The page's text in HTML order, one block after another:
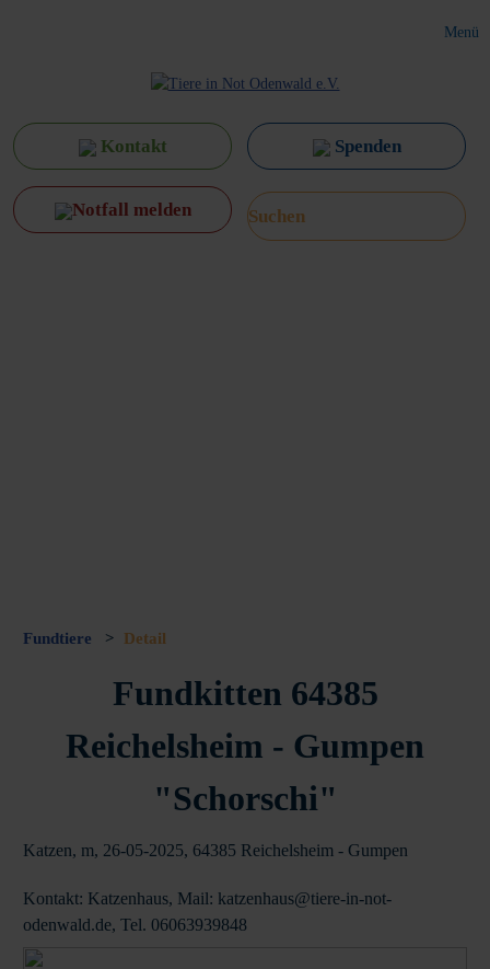
Menü
Kontakt Spenden
Notfall melden
Fundtiere > Detail
Fundkitten 64385
Reichelsheim - Gumpen
"Schorschi"
Katzen, m, 26-05-2025, 64385 Reichelsheim - Gumpen
Kontakt: Katzenhaus, Mail: katzenhaus@tiere-in-not-
odenwald.de, Tel. 06063939848